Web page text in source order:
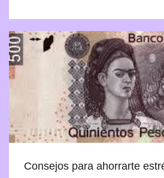
Consejos para ahorrarte